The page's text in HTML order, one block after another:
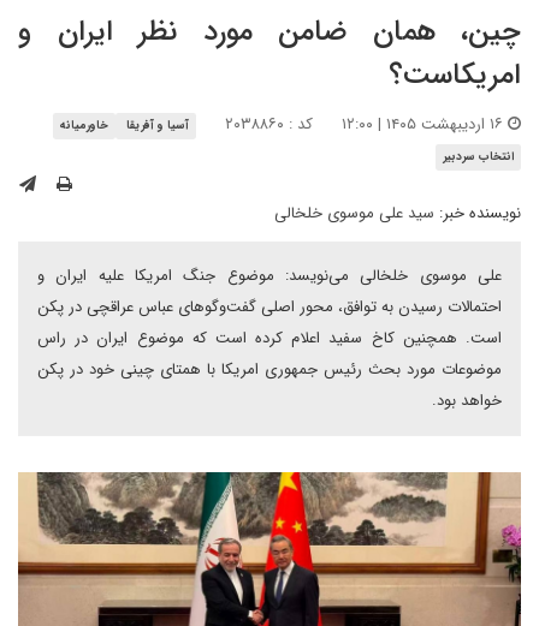
چین، همان ضامن مورد نظر ایران و
امریکاست؟
کد : ۲۰۳۸۸۶۰ آسیا و آفریقا
خاورمیانه
انتخاب سردبیر
نویسنده خبر: سید علی موسوی خلخالی
علی موسوی خلخالی می‌نویسد: موضوع جنگ امریکا علیه ایران و
احتمالات رسیدن به توافق، محور اصلی گفت‌وگوهای عباس عراقچی در پکن
است. همچنین کاخ سفید اعلام کرده است که موضوع ایران در راس
موضوعات مورد بحث رئیس جمهوری امریکا با همتای چینی خود در پکن
خواهد بود.